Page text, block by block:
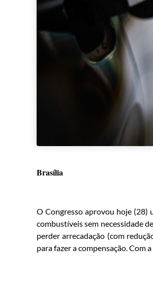
Brasília
O Congresso aprovou hoje (28)
combustíveis sem necessidade
perder arrecadação (com
para fazer a compensação. Com